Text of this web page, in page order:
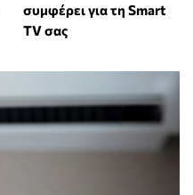
συμφέρει για τη Smart
TV σας